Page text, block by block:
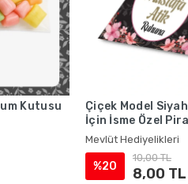
Kutusu
Çiçek Model
İçin İsme Özel
Mevlüt Hediyelikleri
%20
10,00 TL
8,00 TL